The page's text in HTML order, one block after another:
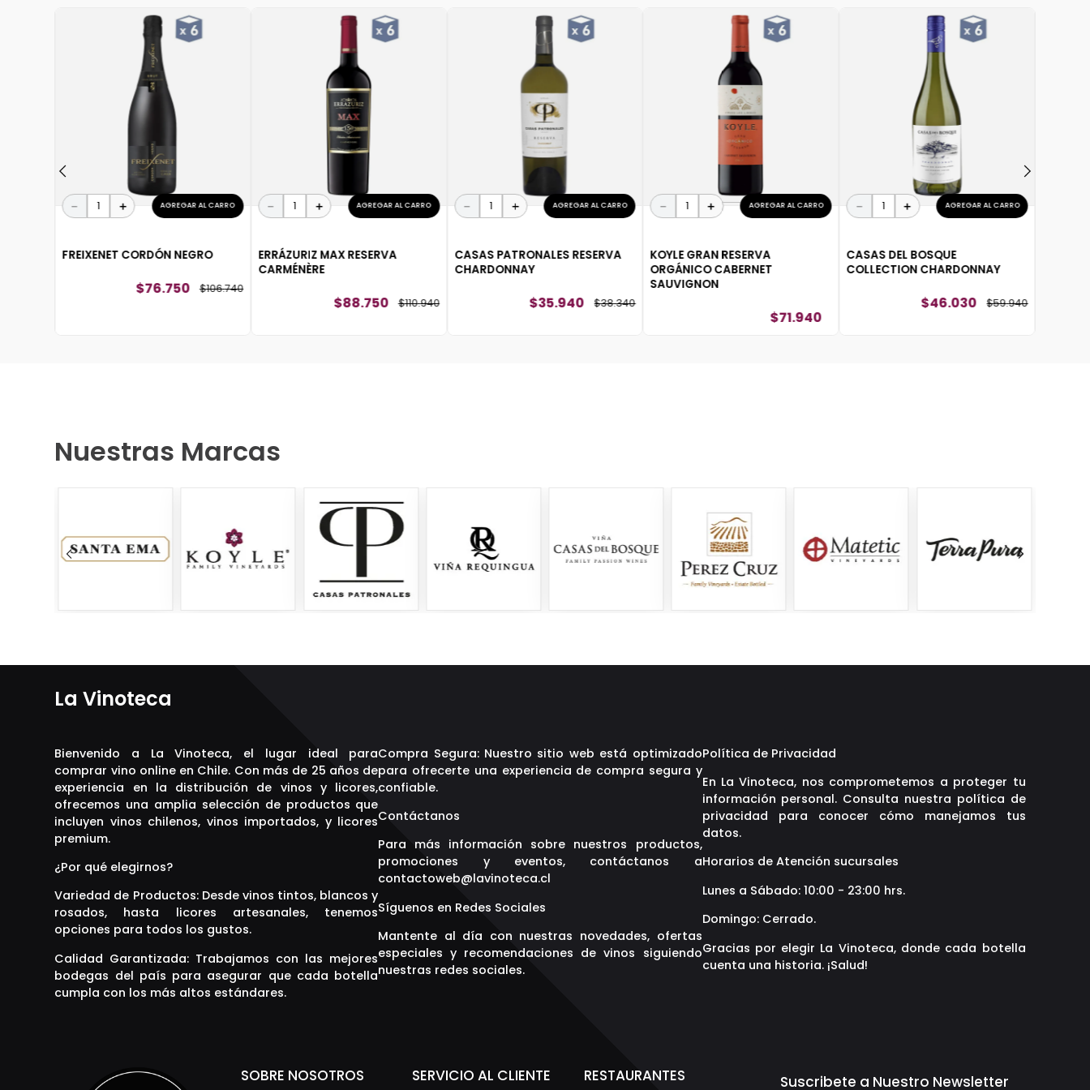
＋
－ AGREGAR AL CARRO
FREIXENET CORDÓN NEGRO
$76.750 $106.740
＋
－ AGREGAR AL CARRO
ERRÁZURIZ MAX RESERVA
CARMÉNÈRE
$88.750 $110.940
＋
－ AGREGAR AL CARRO
CASAS PATRONALES RESERVA
CHARDONNAY
$35.940 $38.340
＋
－ AGREGAR AL CARRO
KOYLE GRAN RESERVA
ORGÁNICO CABERNET
SAUVIGNON
$71.940
＋
－ AGREGAR AL CARRO
CASAS DEL BOSQUE
COLLECTION CHARDONNAY
$46.030 $59.940
Nuestras Marcas
La Vinoteca
Bienvenido a La Vinoteca, el lugar ideal para
comprar vino online en Chile. Con más de 25 años de
experiencia en la distribución de vinos y licores,
ofrecemos una amplia selección de productos que
incluyen vinos chilenos, vinos importados, y licores
premium.
¿Por qué elegirnos?
Variedad de Productos: Desde vinos tintos, blancos y
rosados, hasta licores artesanales, tenemos
opciones para todos los gustos.
Calidad Garantizada: Trabajamos con las mejores
bodegas del país para asegurar que cada botella
cumpla con los más altos estándares.
Compra Segura: Nuestro sitio web está optimizado
para ofrecerte una experiencia de compra segura y
confiable.
Contáctanos
Para más información sobre nuestros productos,
promociones y eventos, contáctanos a
contactoweb@lavinoteca.cl
Síguenos en Redes Sociales
Mantente al día con nuestras novedades, ofertas
especiales y recomendaciones de vinos siguiendo
nuestras redes sociales.
Política de Privacidad
En La Vinoteca, nos comprometemos a proteger tu
información personal. Consulta nuestra política de
privacidad para conocer cómo manejamos tus
datos.
Horarios de Atención sucursales
Lunes a Sábado: 10:00 - 23:00 hrs.
Domingo: Cerrado.
Gracias por elegir La Vinoteca, donde cada botella
cuenta una historia. ¡Salud!
SOBRE NOSOTROS SERVICIO AL CLIENTE RESTAURANTES Suscribete a Nuestro Newsletter